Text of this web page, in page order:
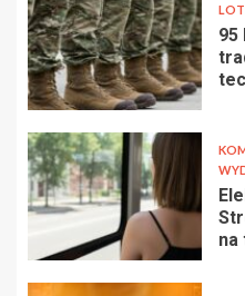
95
na